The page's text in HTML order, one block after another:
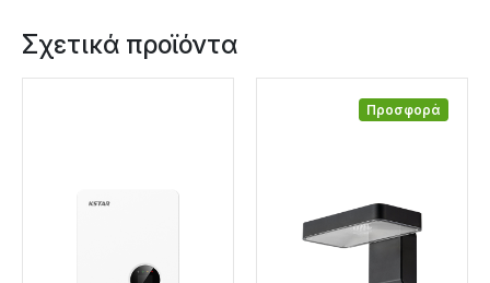
Σχετικά προϊόντα
Προσφορά